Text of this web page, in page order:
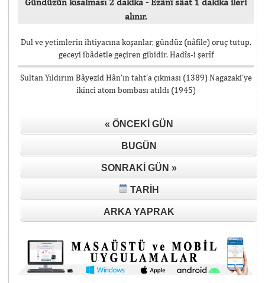
alınır.
Dul ve yetimlerin ihtiyacına koşanlar, gündüz (nâfile) oruç tutup,
geceyi ibâdetle geçiren gibidir. Hadîs-i şerîf
Sultan Yıldırım Bâyezid Hân’ın taht’a çıkması (1389) Nagazaki’ye
ikinci atom bombası atıldı (1945)
« ÖNCEKI GÜN
BUGÜN
SONRAKI GÜN »
TARIH
ARKA YAPRAK